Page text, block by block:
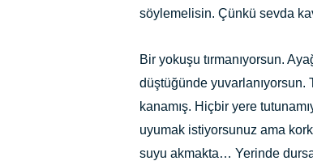
söylemelisin. Çünkü sevda
Bir yokuşu tırmanıyorsun.
düştüğünde yuvarlanıyorsun.
kanamış. Hiçbir yere
uyumak istiyorsunuz ama
suyu akmakta… Yerinde